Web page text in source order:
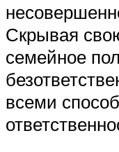
Скрывая
семейное
всеми